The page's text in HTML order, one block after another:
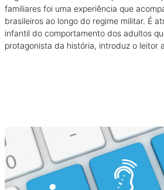
familiares foi uma experiência que
brasileiros ao longo do regime militar. É
infantil do comportamento dos adultos
protagonista da história, introduz o leitor